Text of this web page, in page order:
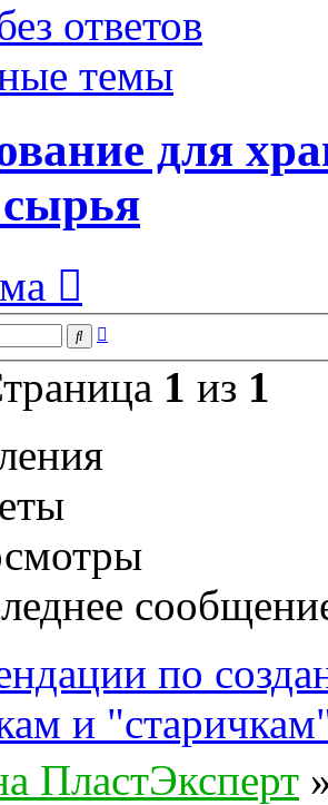
ответов
темы
для
Поиск
1 из 1
по
и
ПластЭксперт